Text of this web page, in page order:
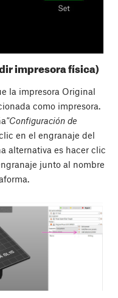
impresora física)
la impresora Original
como impresora.
"Configuración de
en el engranaje del
alternativa es hacer clic
junto al nombre